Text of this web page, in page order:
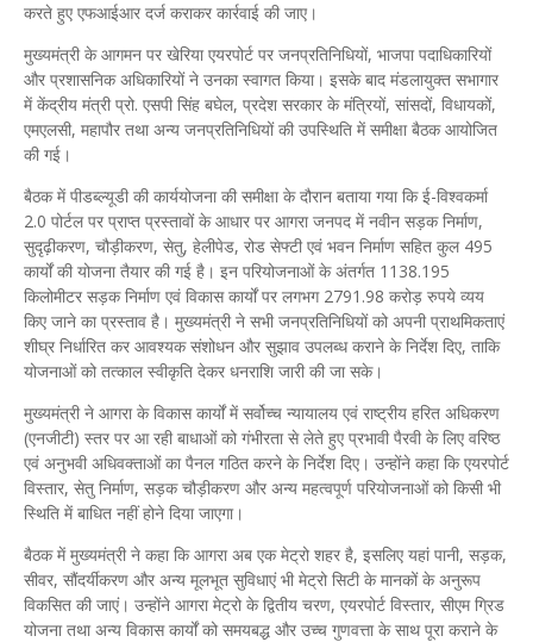
करते हुए एफआईआर दर्ज कराकर कार्रवाई की जाए।
मुख्यमंत्री के आगमन पर खेरिया एयरपोर्ट पर जनप्रतिनिधियों, भाजपा पदाधिकारियों
और प्रशासनिक अधिकारियों ने उनका स्वागत किया। इसके बाद मंडलायुक्त सभागार
में केंद्रीय मंत्री प्रो. एसपी सिंह बघेल, प्रदेश सरकार के मंत्रियों, सांसदों, विधायकों,
एमएलसी, महापौर तथा अन्य जनप्रतिनिधियों की उपस्थिति में समीक्षा बैठक आयोजित
की गई।
बैठक में पीडब्ल्यूडी की कार्ययोजना की समीक्षा के दौरान बताया गया कि ई-विश्वकर्मा
2.0 पोर्टल पर प्राप्त प्रस्तावों के आधार पर आगरा जनपद में नवीन सड़क निर्माण,
सुदृढ़ीकरण, चौड़ीकरण, सेतु, हेलीपेड, रोड सेफ्टी एवं भवन निर्माण सहित कुल 495
कार्यों की योजना तैयार की गई है। इन परियोजनाओं के अंतर्गत 1138.195
किलोमीटर सड़क निर्माण एवं विकास कार्यों पर लगभग 2791.98 करोड़ रुपये व्यय
किए जाने का प्रस्ताव है। मुख्यमंत्री ने सभी जनप्रतिनिधियों को अपनी प्राथमिकताएं
शीघ्र निर्धारित कर आवश्यक संशोधन और सुझाव उपलब्ध कराने के निर्देश दिए, ताकि
योजनाओं को तत्काल स्वीकृति देकर धनराशि जारी की जा सके।
मुख्यमंत्री ने आगरा के विकास कार्यों में सर्वोच्च न्यायालय एवं राष्ट्रीय हरित अधिकरण
(एनजीटी) स्तर पर आ रही बाधाओं को गंभीरता से लेते हुए प्रभावी पैरवी के लिए वरिष्ठ
एवं अनुभवी अधिवक्ताओं का पैनल गठित करने के निर्देश दिए। उन्होंने कहा कि एयरपोर्ट
विस्तार, सेतु निर्माण, सड़क चौड़ीकरण और अन्य महत्वपूर्ण परियोजनाओं को किसी भी
स्थिति में बाधित नहीं होने दिया जाएगा।
बैठक में मुख्यमंत्री ने कहा कि आगरा अब एक मेट्रो शहर है, इसलिए यहां पानी, सड़क,
सीवर, सौंदर्यीकरण और अन्य मूलभूत सुविधाएं भी मेट्रो सिटी के मानकों के अनुरूप
विकसित की जाएं। उन्होंने आगरा मेट्रो के द्वितीय चरण, एयरपोर्ट विस्तार, सीएम ग्रिड
योजना तथा अन्य विकास कार्यों को समयबद्ध और उच्च गुणवत्ता के साथ पूरा कराने के